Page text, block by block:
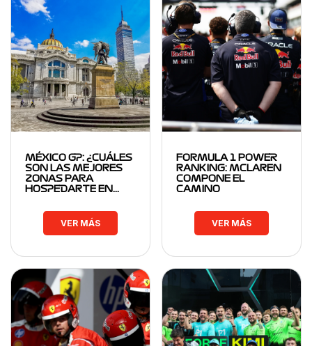
MÉXICO GP: ¿CUÁLES
SON LAS MEJORES
ZONAS PARA
HOSPEDARTE EN…
VER MÁS
FORMULA 1 POWER
RANKING: MCLAREN
COMPONE EL
CAMINO
VER MÁS